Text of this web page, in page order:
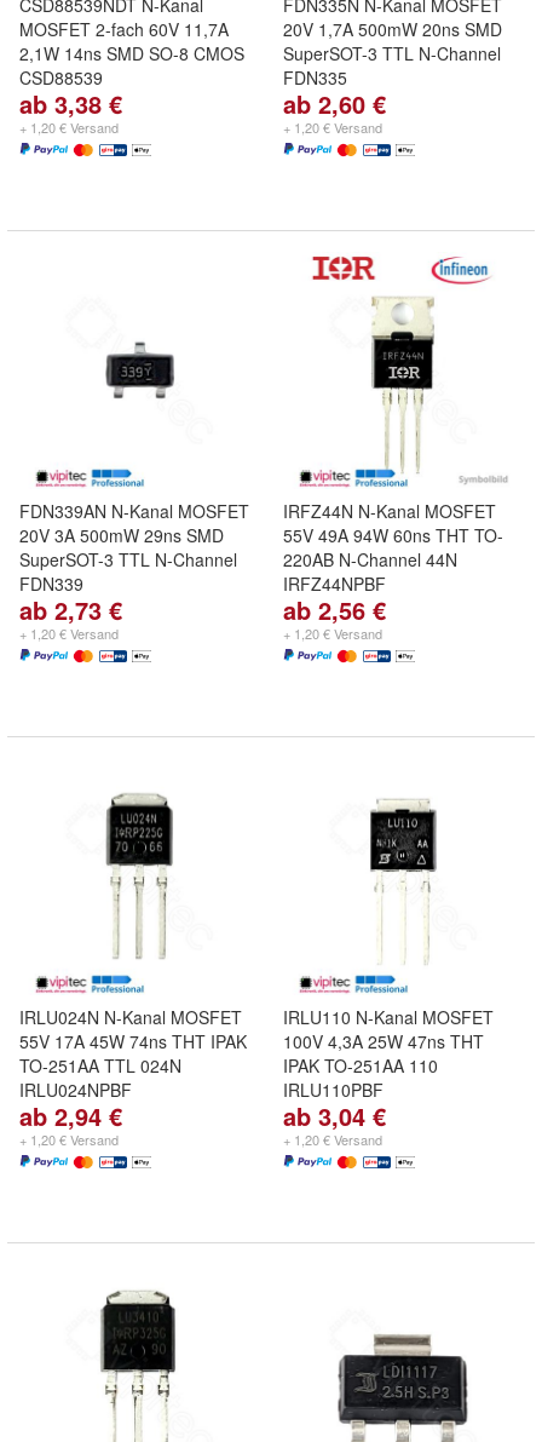
CSD88539NDT N-Kanal
MOSFET 2-fach 60V 11,7A
2,1W 14ns SMD SO-8 CMOS
CSD88539
ab 3,38 €
+ 1,20 € Versand
FDN335N N-Kanal MOSFET
20V 1,7A 500mW 20ns SMD
SuperSOT-3 TTL N-Channel
FDN335
ab 2,60 €
+ 1,20 € Versand
FDN339AN N-Kanal MOSFET
20V 3A 500mW 29ns SMD
SuperSOT-3 TTL N-Channel
FDN339
ab 2,73 €
+ 1,20 € Versand
IRFZ44N N-Kanal MOSFET
55V 49A 94W 60ns THT TO-
220AB N-Channel 44N
IRFZ44NPBF
ab 2,56 €
+ 1,20 € Versand
IRLU024N N-Kanal MOSFET
55V 17A 45W 74ns THT IPAK
TO-251AA TTL 024N
IRLU024NPBF
ab 2,94 €
+ 1,20 € Versand
IRLU110 N-Kanal MOSFET
100V 4,3A 25W 47ns THT
IPAK TO-251AA 110
IRLU110PBF
ab 3,04 €
+ 1,20 € Versand